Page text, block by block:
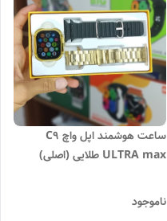
ساعت هوشمند اپل واچ C9
ULTRA max طلایی (اصلی)
ناموجود